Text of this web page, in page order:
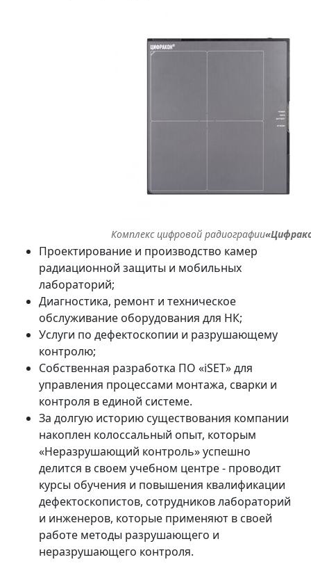
Комплекс цифровой радиографии
Проектирование и производство камер
радиационной защиты и мобильных
лабораторий;
Диагностика, ремонт и техническое
обслуживание оборудования для НК;
Услуги по дефектоскопии и разрушающему
контролю;
Собственная разработка ПО «iSET» для
управления процессами монтажа, сварки и
контроля в единой системе.
За долгую историю существования компании
накоплен колоссальный опыт, которым
«Неразрушающий контроль» успешно
делится в своем учебном центре - проводит
курсы обучения и повышения квалификации
дефектоскопистов, сотрудников лабораторий
и инженеров, которые применяют в своей
работе методы разрушающего и
неразрушающего контроля.